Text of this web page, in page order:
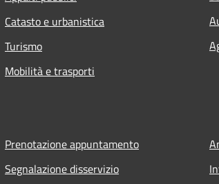
Catasto e urbanistica
Turismo
Mobilità e trasporti
Prenotazione appuntamento
Segnalazione disservizio